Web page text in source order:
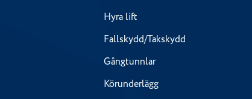
Hyra lift
Fallskydd/Takskydd
Gångtunnlar
Körunderlägg